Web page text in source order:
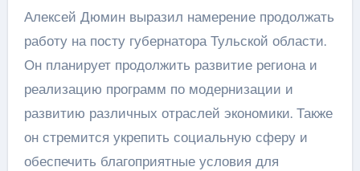
Алексей Дюмин выразил намерение продолжать
работу на посту губернатора Тульской области.
Он планирует продолжить развитие региона и
реализацию программ по модернизации и
развитию различных отраслей экономики. Также
он стремится укрепить социальную сферу и
обеспечить благоприятные условия для